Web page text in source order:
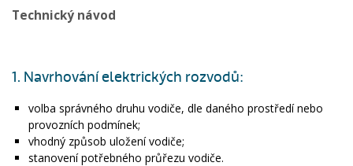
Technický návod
1. Navrhování elektrických rozvodů:
volba správného druhu vodiče, dle daného prostředí nebo
provozních podmínek;
vhodný způsob uložení vodiče;
stanovení potřebného průřezu vodiče.